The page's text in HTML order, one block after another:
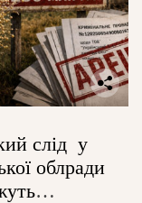
слід у
облради